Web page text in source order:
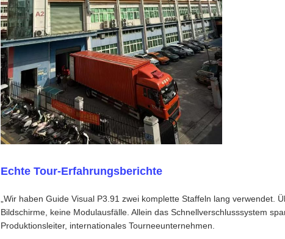
Echte Tour-Erfahrungsberichte
„Wir haben Guide Visual P3.91 zwei komplette Staffeln lang verwendet.
Bildschirme, keine Modulausfälle. Allein das Schnellverschlusssystem
Produktionsleiter, internationales Tourneeunternehmen.